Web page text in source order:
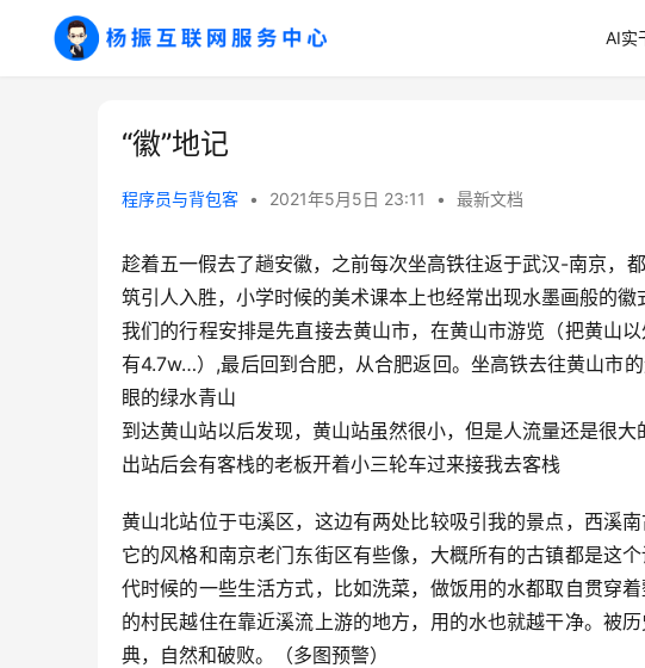
AI实
“徽”地记
程序员与背包客 • 2021年5月5日 23:11 • 最新文档
趁着五一假去了趟安徽，之前每次坐高铁往返于武汉-南京，
筑引人入胜，小学时候的美术课本上也经常出现水墨画般的徽
我们的行程安排是先直接去黄山市，在黄山市游览（把黄山
有4.7w…）,最后回到合肥，从合肥返回。坐高铁去往黄山市
眼的绿水青山
到达黄山站以后发现，黄山站虽然很小，但是人流量还是很大
出站后会有客栈的老板开着小三轮车过来接我去客栈
黄山北站位于屯溪区，这边有两处比较吸引我的景点，西溪
它的风格和南京老门东街区有些像，大概所有的古镇都是这
代时候的一些生活方式，比如洗菜，做饭用的水都取自贯穿
的村民越住在靠近溪流上游的地方，用的水也就越干净。被
典，自然和破败。（多图预警）